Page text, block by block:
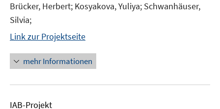
Brücker, Herbert; Kosyakova, Yuliya; Schwanhäuser,
Silvia;
Link zur Projektseite
mehr Informationen
IAB-Projekt